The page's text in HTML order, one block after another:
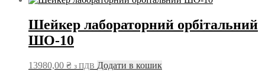
Шейкер лабораторний орбітальний
ШО-10
13980,00 ₴ з ПДВ Додати в кошик